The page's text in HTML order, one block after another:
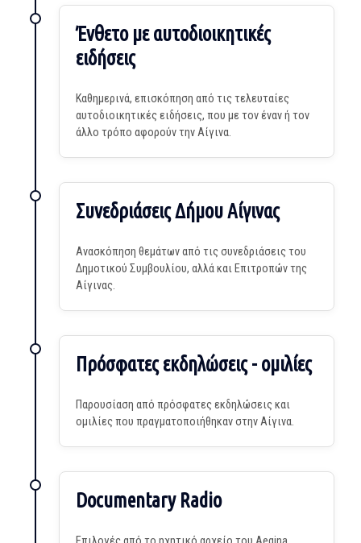
Ένθετο με αυτοδιοικητικές
ειδήσεις
Καθημερινά, επισκόπηση από τις τελευταίες
αυτοδιοικητικές ειδήσεις, που με τον έναν ή τον
άλλο τρόπο αφορούν την Αίγινα.
Συνεδριάσεις Δήμου Αίγινας
Ανασκόπηση θεμάτων από τις συνεδριάσεις του
Δημοτικού Συμβουλίου, αλλά και Επιτροπών της
Αίγινας.
Πρόσφατες εκδηλώσεις - ομιλίες
Παρουσίαση από πρόσφατες εκδηλώσεις και
ομιλίες που πραγματοποιήθηκαν στην Αίγινα.
Documentary Radio